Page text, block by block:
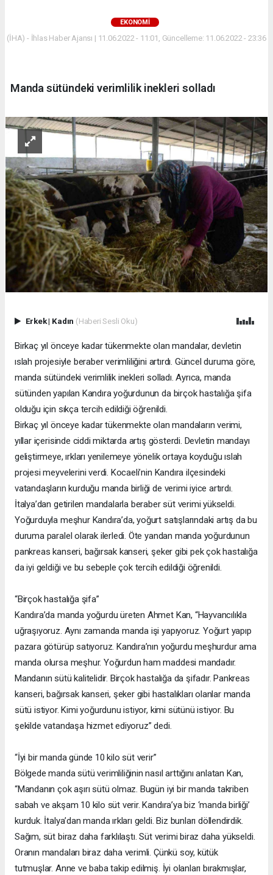
EKONOMİ
(İHA) - İhlas Haber Ajansı | 11.06.2022 - 11:01, Güncelleme: 11.06.2022 - 23:36
Manda sütündeki verimlilik inekleri solladı
Erkek| Kadın (Haberi Sesli Oku)
Birkaç yıl önceye kadar tükenmekte olan mandalar, devletin
ıslah projesiyle beraber verimliliğini artırdı. Güncel duruma göre,
manda sütündeki verimlilik inekleri solladı. Ayrıca, manda
sütünden yapılan Kandıra yoğurdunun da birçok hastalığa şifa
olduğu için sıkça tercih edildiği öğrenildi.
Birkaç yıl önceye kadar tükenmekte olan mandaların verimi,
yıllar içerisinde ciddi miktarda artış gösterdi. Devletin mandayı
geliştirmeye, ırkları yenilemeye yönelik ortaya koyduğu ıslah
projesi meyvelerini verdi. Kocaeli’nin Kandıra ilçesindeki
vatandaşların kurduğu manda birliği de verimi iyice artırdı.
İtalya’dan getirilen mandalarla beraber süt verimi yükseldi.
Yoğurduyla meşhur Kandıra’da, yoğurt satışlarındaki artış da bu
duruma paralel olarak ilerledi. Öte yandan manda yoğurdunun
pankreas kanseri, bağırsak kanseri, şeker gibi pek çok hastalığa
da iyi geldiği ve bu sebeple çok tercih edildiği öğrenildi.
“Birçok hastalığa şifa”
Kandıra’da manda yoğurdu üreten Ahmet Kan, “Hayvancılıkla
uğraşıyoruz. Aynı zamanda manda işi yapıyoruz. Yoğurt yapıp
pazara götürüp satıyoruz. Kandıra’nın yoğurdu meşhurdur ama
manda olursa meşhur. Yoğurdun ham maddesi mandadır.
Mandanın sütü kalitelidir. Birçok hastalığa da şifadır. Pankreas
kanseri, bağırsak kanseri, şeker gibi hastalıkları olanlar manda
sütü istiyor. Kimi yoğurdunu istiyor, kimi sütünü istiyor. Bu
şekilde vatandaşa hizmet ediyoruz” dedi.
“İyi bir manda günde 10 kilo süt verir”
Bölgede manda sütü verimliliğinin nasıl arttığını anlatan Kan,
“Mandanın çok aşırı sütü olmaz. Bugün iyi bir manda takriben
sabah ve akşam 10 kilo süt verir. Kandıra’ya biz ‘manda birliği’
kurduk. İtalya’dan manda ırkları geldi. Biz bunları döllendirdik.
Sağım, süt biraz daha farklılaştı. Süt verimi biraz daha yükseldi.
Oranın mandaları biraz daha verimli. Çünkü soy, kütük
tutmuşlar. Anne ve baba takip edilmiş. İyi olanları bırakmışlar,